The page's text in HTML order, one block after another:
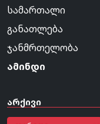
სამართალი
განათლება
ჯანმრთელობა
ამინდი
არქივი